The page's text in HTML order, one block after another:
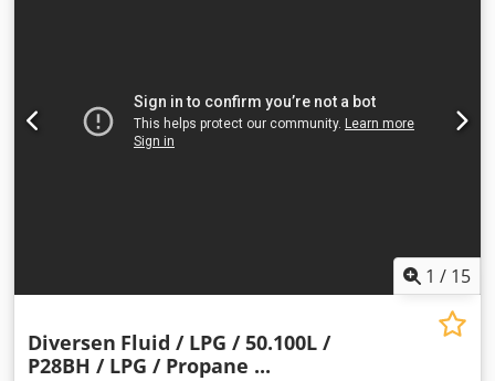
1 / 15
Diversen Fluid / LPG / 50.100L /
P28BH / LPG / Propane ...